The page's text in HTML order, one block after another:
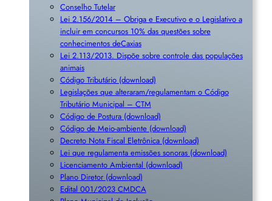
Conselho Tutelar
Lei 2.156/2014 – Obriga e Executivo e o Legislativo a
incluir em concursos 10% das questões sobre
conhecimentos deCaxias
Lei 2.113/2013. Dispõe sobre controle das populações
animais
Código Tributário (download)
Legislações que alteraram/regulamentam o Código
Tributário Municipal – CTM
Código de Postura (download)
Código de Meio-ambiente (download)
Decreto Nota Fiscal Eletrônica (download)
Lei que regulamenta emissões sonoras (download)
Licenciamento Ambiental (download)
Plano Diretor (download)
Edital 001/2023 CMDCA